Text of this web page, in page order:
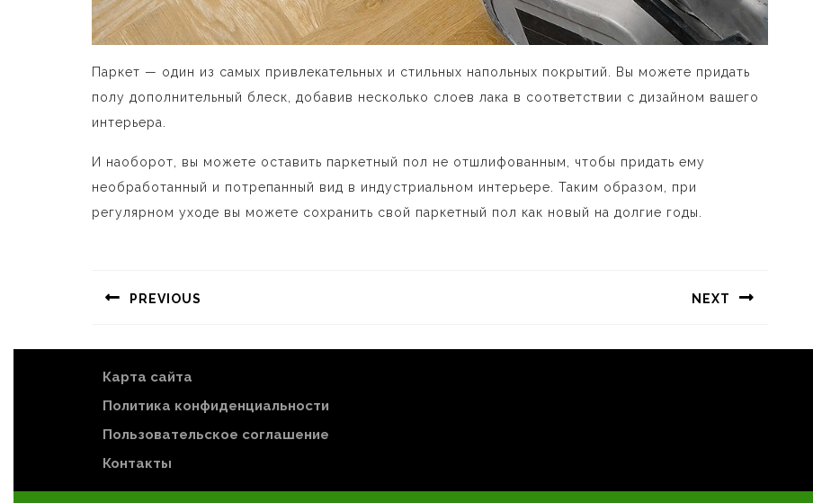
Паркет — один из самых привлекательных и стильных напольных покрытий. Вы можете придать
полу дополнительный блеск, добавив несколько слоев лака в соответствии с дизайном вашего
интерьера.
И наоборот, вы можете оставить паркетный пол не отшлифованным, чтобы придать ему
необработанный и потрепанный вид в индустриальном интерьере. Таким образом, при
регулярном уходе вы можете сохранить свой паркетный пол как новый на долгие годы.
по
PREVIOUS NEXT
Карта сайта
Политика конфиденциальности
Пользовательское соглашение
Контакты